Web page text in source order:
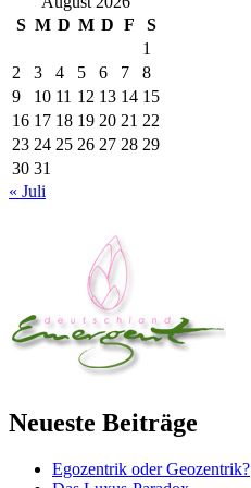
S M D M D F
S
1
2
3 4 5 6 7
8
9
10 11 12 13 14 15
16 17 18 19 20 21 22
23 24 25 26 27 28 29
30 31
« Juli
Neueste Beiträge
Egozentrik oder Geozentrik?